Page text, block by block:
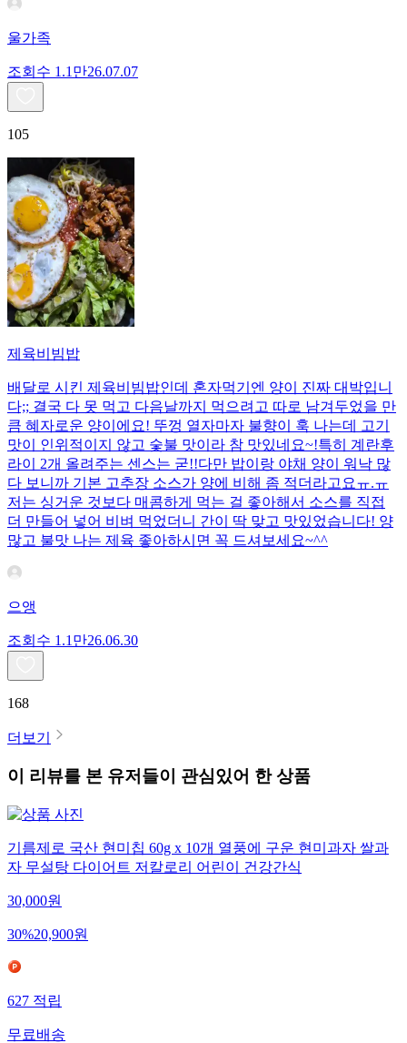
울가족
조회수 1.1만26.07.07
105
제육비빔밥
배달로 시킨 제육비빔밥인데 혼자먹기엔 양이 진짜 대박입니
다;; 결국 다 못 먹고 다음날까지 먹으려고 따로 남겨두었을 만
큼 혜자로운 양이에요! 뚜껑 열자마자 불향이 훅 나는데 고기
맛이 인위적이지 않고 숯불 맛이라 참 맛있네요~!특히 계란후
라이 2개 올려주는 센스는 굳!! ​다만 밥이랑 야채 양이 워낙 많
다 보니까 기본 고추장 소스가 양에 비해 좀 적더라고요ㅠ.ㅠ
저는 싱거운 것보다 매콤하게 먹는 걸 좋아해서 소스를 직접
더 만들어 넣어 비벼 먹었더니 간이 딱 맞고 맛있었습니다! 양
많고 불맛 나는 제육 좋아하시면 꼭 드셔보세요~^^
으앵
조회수 1.1만26.06.30
168
더보기
이 리뷰를 본 유저들이 관심있어 한 상품
기름제로 국산 현미칩 60g x 10개 열풍에 구운 현미과자 쌀과
자 무설탕 다이어트 저칼로리 어린이 건강간식
30,000원
30%20,900원
627 적립
무료배송